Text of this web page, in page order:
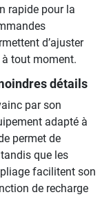
rapide pour la
d’ajuster
à tout moment.
détails
par son
adapté à
permet de
que les
facilitent son
de recharge